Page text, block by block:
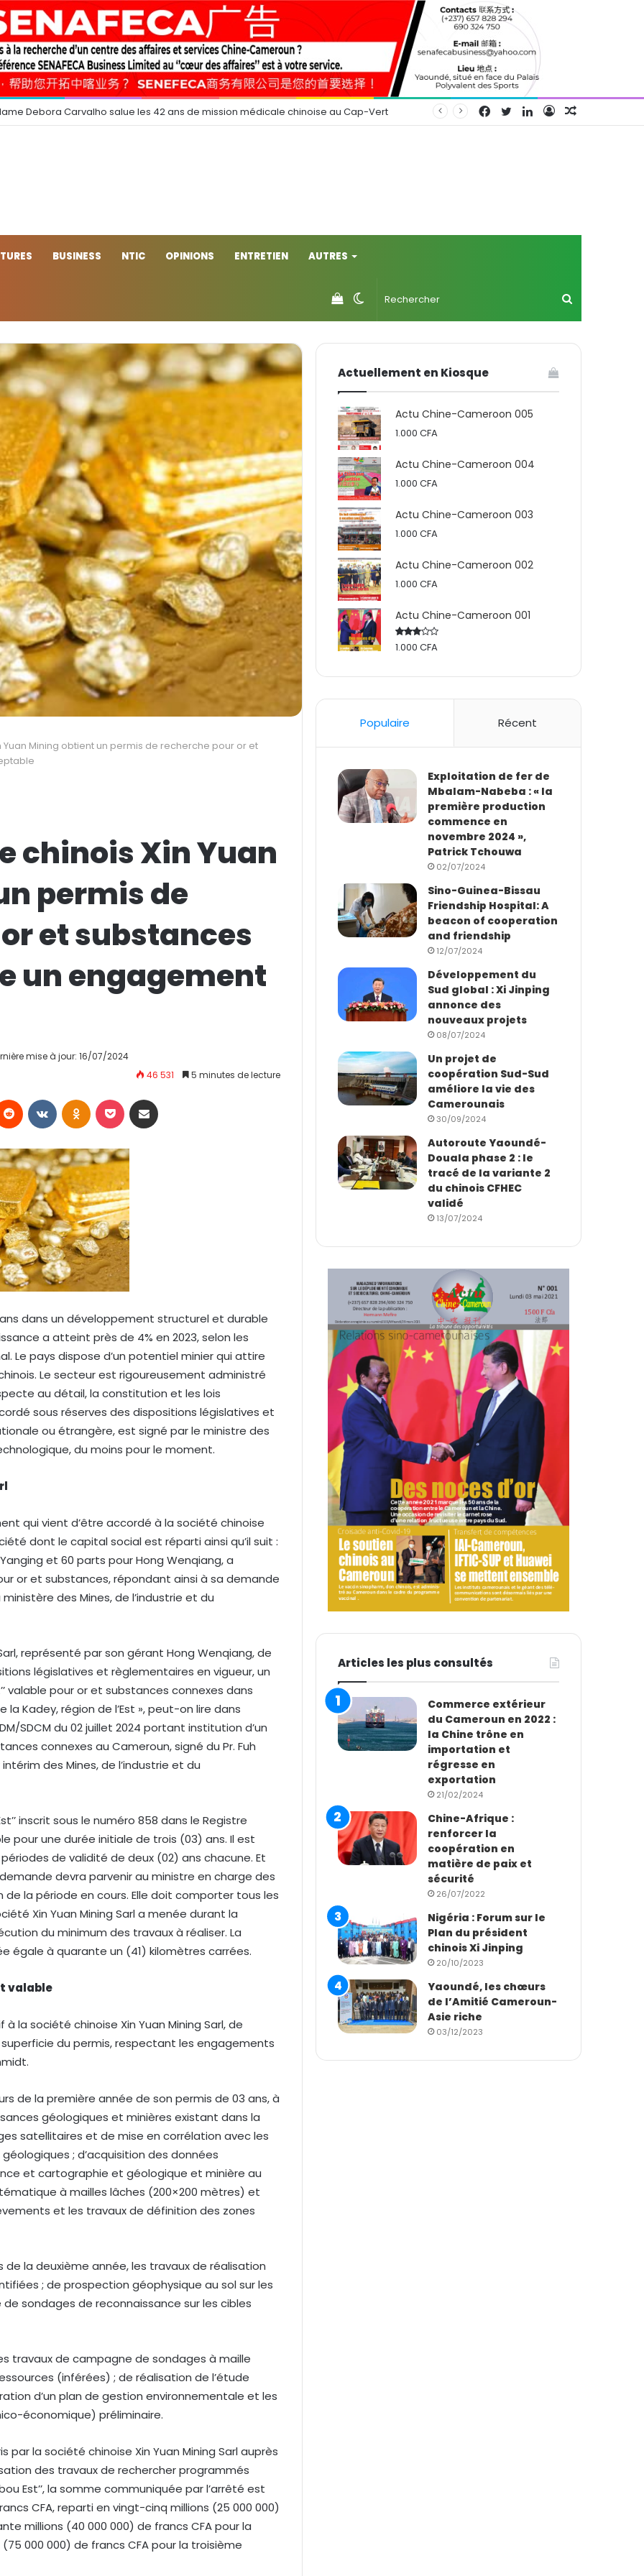
Debora Carvalho salue les 42 ans de mission médicale chinoise au Cap-Vert Connexion
Linkedin
Twitter
Facebook
BUSINESS NTIC OPINIONS ENTRETIEN AUTRES
Switch
skin
Voir
votre
Yuan Mining obtient un permis de recherche pour or et
chinois Xin Yuan
permis de
et substances
un engagement
mise à jour: 16/07/2024
46 531
5 minutes de lecture
dans un développement structurel et durable
a atteint près de 4% en 2023, selon les
Le pays dispose d’un potentiel minier qui attire
Le secteur est rigoureusement administré
au détail, la constitution et les lois
sous réserves des dispositions législatives et
ou étrangère, est signé par le ministre des
du moins pour le moment.
qui vient d’être accordé à la société chinoise
dont le capital social est réparti ainsi qu’il suit :
et 60 parts pour Hong Wenqiang, a
or et substances, répondant ainsi à sa demande
des Mines, de l’industrie et du
représenté par son gérant Hong Wenqiang, de
législatives et règlementaires en vigueur, un
valable pour or et substances connexes dans
Kadey, région de l’Est », peut-on lire dans
SDCM du 02 juillet 2024 portant institution d’un
connexes au Cameroun, signé du Pr. Fuh
des Mines, de l’industrie et du
inscrit sous le numéro 858 dans le Registre
pour une durée initiale de trois (03) ans. Il est
de validité de deux (02) ans chacune. Et
devra parvenir au ministre en charge des
la période en cours. Elle doit comporter tous les
Xin Yuan Mining Sarl a menée durant la
du minimum des travaux à réaliser. La
égale à quarante un (41) kilomètres carrées.
valable
à la société chinoise Xin Yuan Mining Sarl, de
du permis, respectant les engagements
de la première année de son permis de 03 ans, à
géologiques et minières existant dans la
satellitaires et de mise en corrélation avec les
; d’acquisition des données
et cartographie et géologique et minière au
à mailles lâches (200×200 mètres) et
et les travaux de définition des zones
de la deuxième année, les travaux de réalisation
; de prospection géophysique au sol sur les
sondages de reconnaissance sur les cibles
travaux de campagne de sondages à maille
(inférées) ; de réalisation de l’étude
d’un plan de gestion environnementale et les
économique) préliminaire.
la société chinoise Xin Yuan Mining Sarl auprès
des travaux de rechercher programmés
Est’’, la somme communiquée par l’arrêté est
CFA, reparti en vingt-cinq millions (25 000 000)
millions (40 000 000) de francs CFA pour la
000 000) de francs CFA pour la troisième
Actuellement en Kiosque
Actu Chine-Cameroon 005
1.000CFA
Actu Chine-Cameroon 004
1.000CFA
Actu Chine-Cameroon 003
1.000CFA
Actu Chine-Cameroon 002
1.000CFA
Actu Chine-Cameroon 001
Rated
1.000CFA
Populaire Récent
Exploitation de fer de
Mbalam-Nabeba : « la
première production
commence en
novembre 2024 »,
Patrick Tchouwa
02/07/2024
Sino-Guinea-Bissau
Friendship Hospital: A
beacon of cooperation
and friendship
12/07/2024
Développement du
Sud global : Xi Jinping
annonce des
nouveaux projets
08/07/2024
Un projet de
coopération Sud-Sud
améliore la vie des
Camerounais
30/09/2024
Autoroute Yaoundé-
Douala phase 2 : le
tracé de la variante 2
du chinois CFHEC
validé
13/07/2024
Articles les plus consultés
Commerce extérieur
du Cameroun en 2022 :
la Chine trône en
importation et
régresse en
exportation
21/02/2024
Chine-Afrique :
renforcer la
coopération en
matière de paix et
sécurité
26/07/2022
Nigéria : Forum sur le
Plan du président
chinois Xi Jinping
20/10/2023
Yaoundé, les chœurs
de l’Amitié Cameroun-
Asie riche
03/12/2023